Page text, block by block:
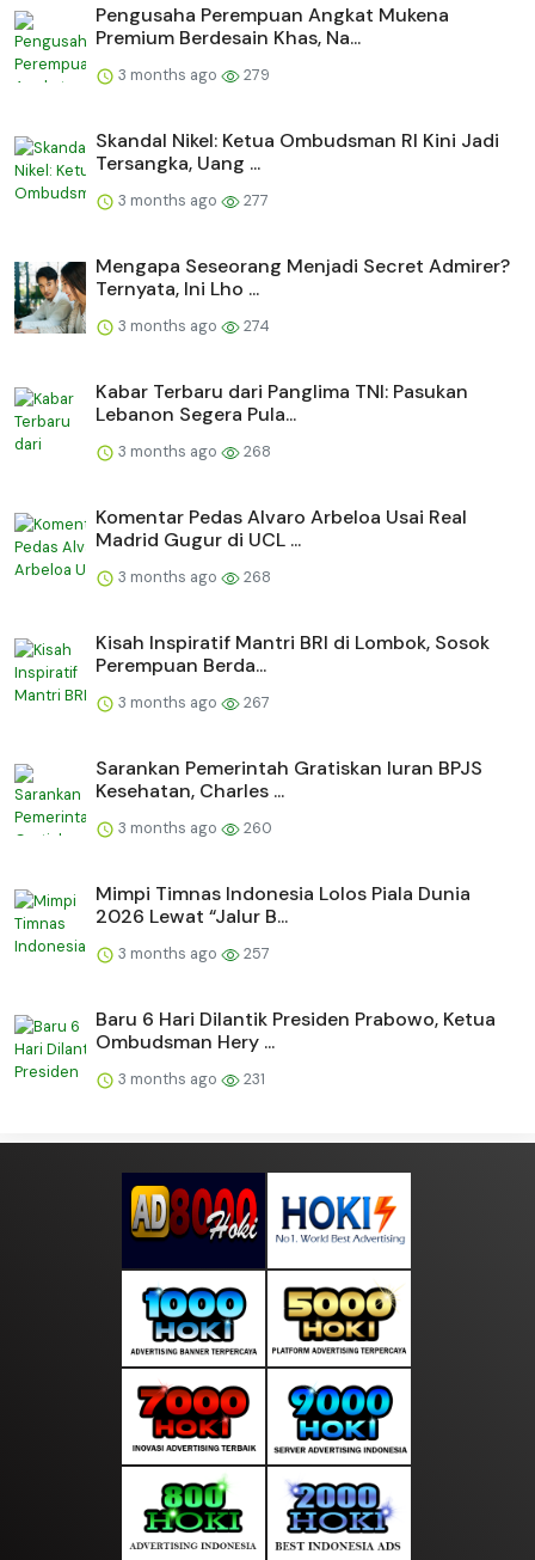
Pengusaha Perempuan Angkat Mukena
Premium Berdesain Khas, Na...
3 months ago 279
Skandal Nikel: Ketua Ombudsman RI Kini Jadi
Tersangka, Uang ...
3 months ago 277
Mengapa Seseorang Menjadi Secret Admirer?
Ternyata, Ini Lho ...
3 months ago 274
Kabar Terbaru dari Panglima TNI: Pasukan
Lebanon Segera Pula...
3 months ago 268
Komentar Pedas Alvaro Arbeloa Usai Real
Madrid Gugur di UCL ...
3 months ago 268
Kisah Inspiratif Mantri BRI di Lombok, Sosok
Perempuan Berda...
3 months ago 267
Sarankan Pemerintah Gratiskan Iuran BPJS
Kesehatan, Charles ...
3 months ago 260
Mimpi Timnas Indonesia Lolos Piala Dunia
2026 Lewat “Jalur B...
3 months ago 257
Baru 6 Hari Dilantik Presiden Prabowo, Ketua
Ombudsman Hery ...
3 months ago 231